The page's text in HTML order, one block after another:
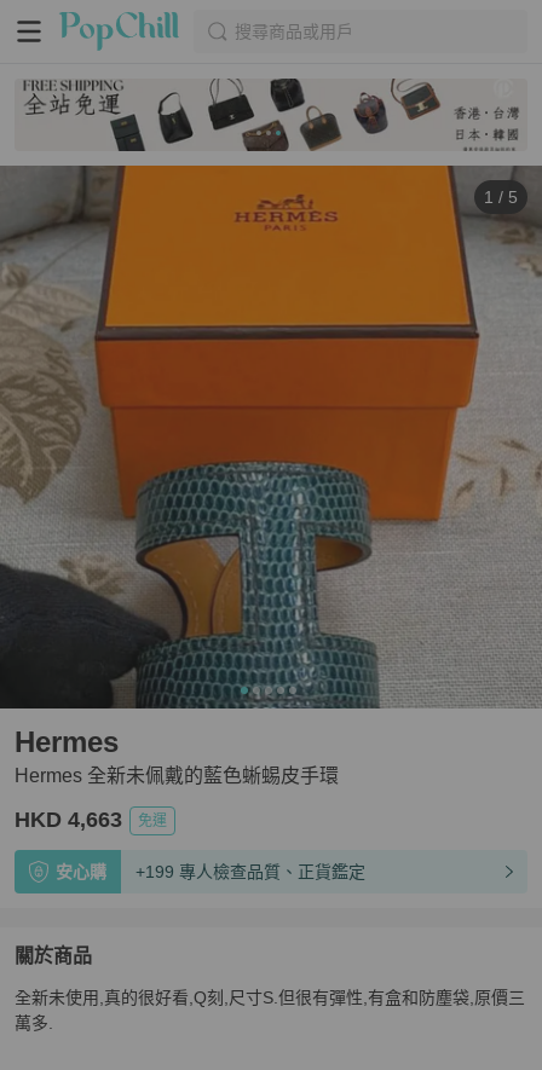
搜尋商品或用戶
1 / 5
Hermes 全新未佩戴的藍色蜥蜴皮手環
Hermes
HKD 4,663 免運
安心購 +199 專人檢查品質、正貨鑑定
關於商品
關於Hermes 全新未佩戴的藍色蜥蜴皮手環商品詳情與購買須
全新未使用,真的很好看,Q刻,尺寸S.但很有彈性,有盒和防塵袋,原價三
萬多.